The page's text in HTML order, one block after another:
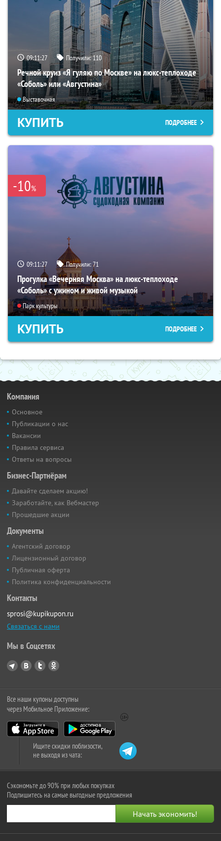
09:11:26 Получили:110
Речной круиз «Я гуляю по Москве» на люкс-теплоходе
«Соболь» или «Августина»
Выставочная
КУПИТЬ ПОДРОБНЕЕ
-10%
09:11:26 Получили:71
Прогулка «Вечерняя Москва» на люкс-теплоходе
«Соболь» с ужином и живой музыкой
Парк культуры
КУПИТЬ ПОДРОБНЕЕ
Компания
Основное
Публикации о нас
Вакансии
Правила сервиса
Ответы на вопросы
Бизнес-Партнёрам
Давайте сделаем акцию!
Заработайте, как Вебмастер
Прошедшие акции
Документы
Агентский договор
Лицензионный договор
Публичная оферта
Политика конфиденциальности
Контакты
sprosi@kupikupon.ru
Связаться с нами
Мы в Соцсетях
Все наши купоны доступны
через Мобильное Приложение:
Ищите скидки поблизости,
не выходя из чата:
Сэкономьте до 90% при любых покупках
Подпишитесь на самые выгодные предложения